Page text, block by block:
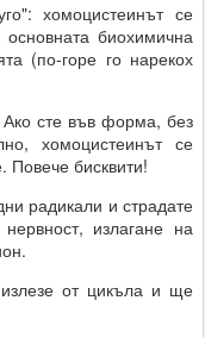
хомоцистеинът се
основната биохимична
(по-горе го нарекох
сте във форма, без
хомоцистеинът се
бисквити!
радикали и страдате
излагане на
от цикъла и ще